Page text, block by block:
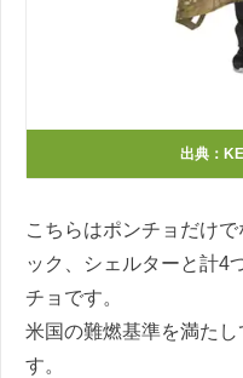
出典：
こちらはポンチョだけ
ック、シェルターと計4
チョです。
米国の難燃基準を満た
す。